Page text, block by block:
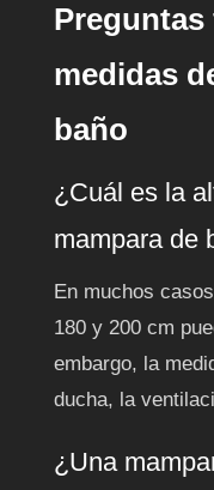
medidas
baño
¿Cuál es la
mampara de
En muchos
180 y 200 cm
embargo, la
ducha, la
¿Una